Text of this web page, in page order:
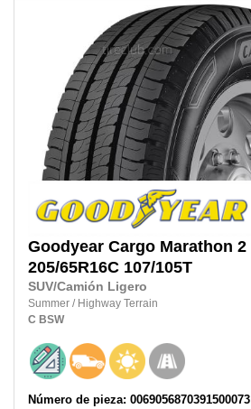
Goodyear Cargo Marathon 2
205/65R16C 107/105T
SUV/Camión Ligero
Summer / Highway Terrain
C BSW
Número de pieza: 0069056870391500073